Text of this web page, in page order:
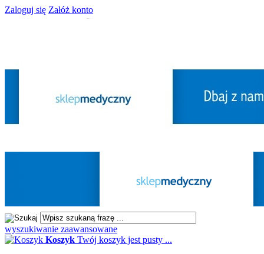
Zaloguj się Załóż konto
wyszukiwanie zaawansowane
Koszyk Twój koszyk jest pusty ...